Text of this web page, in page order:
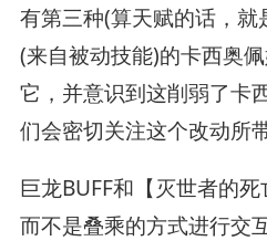
有第三种(算天赋的话，
(来自被动技能)的卡西奥
它，并意识到这削弱了卡
们会密切关注这个改动所
巨龙BUFF和【灭世者的
而不是叠乘的方式进行交